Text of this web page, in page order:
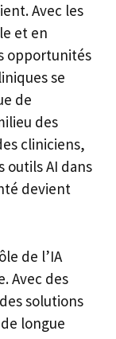
Avec les
et en
opportunités
se
de
des
cliniciens,
outils AI dans
devient
de l’IA
Avec des
solutions
longue